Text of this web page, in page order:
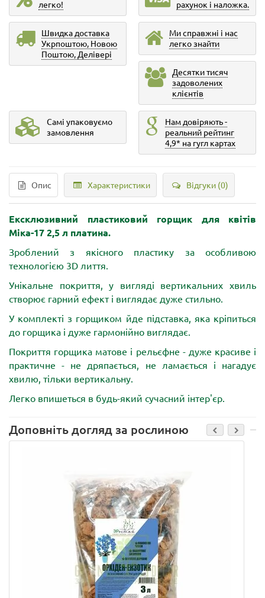
легко! рахунок і наложка.
Швидка доставка
Укрпоштою, Новою
Поштою, Делівері
Ми справжні і нас
легко знайти
Десятки тисяч
задоволених
клієнтів
Самі упаковуємо
замовлення
Нам довіряють -
реальний рейтинг
4,9* на гугл картах
Опис Характеристики Відгуки (0)
Ексклюзивний пластиковий горщик для квітів
Міка-17 2,5 л платина.
Зроблений з якісного пластику за особливою
технологією 3D лиття.
Унікальне покриття, у вигляді вертикальних хвиль
створює гарний ефект і виглядає дуже стильно.
У комплекті з горщиком йде підставка, яка кріпиться
до горщика і дуже гармонійно виглядає.
Покриття горщика матове і рельєфне - дуже красиве і
практичне - не дряпається, не ламається і нагадує
хвилю, тільки вертикальну.
Легко впишеться в будь-який сучасний інтер'єр.
Доповніть догляд за рослиною